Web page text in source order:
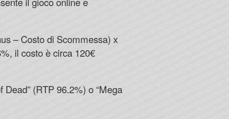
– Costo di Scommessa) x
il costo è circa 120€
Dead” (RTP 96.2%) o “Mega